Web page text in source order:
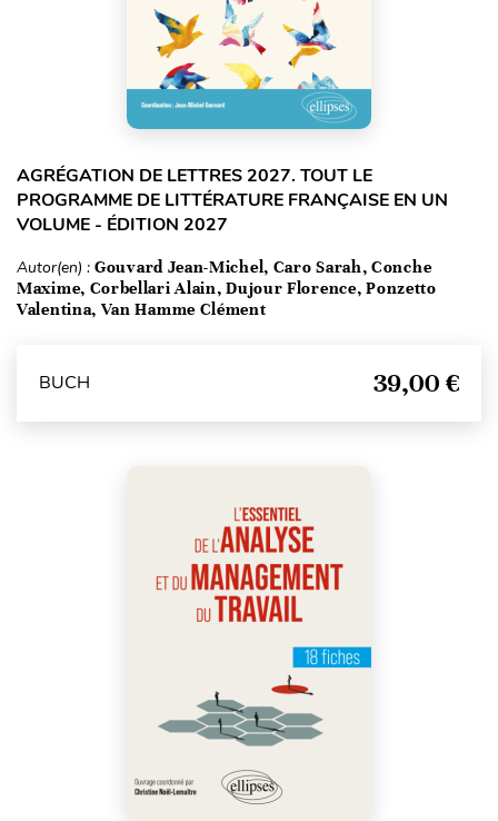
AGRÉGATION DE LETTRES 2027. TOUT LE
PROGRAMME DE LITTÉRATURE FRANÇAISE EN UN
VOLUME - ÉDITION 2027
Autor(en) : Gouvard Jean-Michel, Caro Sarah, Conche
Maxime, Corbellari Alain, Dujour Florence, Ponzetto
Valentina, Van Hamme Clément
BUCH 39,00 €